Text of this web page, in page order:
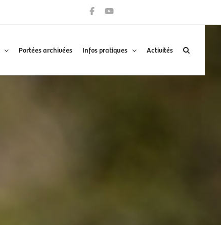
Portées archivées Infos pratiques Activités